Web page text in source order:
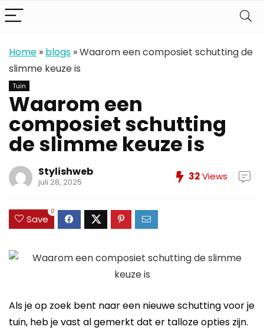
Home » blogs »Waarom een composiet schutting de
slimme keuze is
Tuin
Waarom een
composiet schutting
de slimme keuze is
Stylishweb
juli 28, 2025 32Views
Save
0
Als je op zoek bent naar een nieuwe schutting voor je
tuin, heb je vast al gemerkt dat er talloze opties zijn.